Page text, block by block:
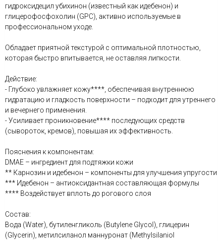
гидроксидецил убихинон (известный как идебенон) и
глицерофосфохолин (GPC), активно используемые в
профессиональном уходе.
Обладает приятной текстурой с оптимальной плотностью,
которая быстро впитывается, не оставляя липкости.
Действие:
- Глубоко увлажняет кожу****, обеспечивая внутреннюю
гидратацию и гладкость поверхности – подходит для утреннего
и вечернего применения.
- Усиливает проникновение**** последующих средств
(сывороток, кремов), повышая их эффективность.
Пояснения к компонентам:
DMAE – ингредиент для подтяжки кожи
** Карнозин и идебенон – компоненты для улучшения упругости
*** Идебенон – антиоксидантная составляющая формулы
**** Воздействует вплоть до рогового слоя
Состав:
Вода (Water), бутиленгликоль (Butylene Glycol), глицерин
(Glycerin), метилсиланол маннуронат (Methylsilaniol